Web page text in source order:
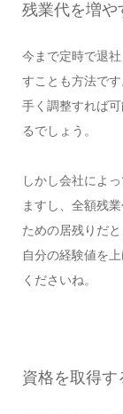
残業代を増や
今まで定時で退
すことも方法で
手く調整すれば
るでしょう。
しかし会社によ
ますし、全額残
ための居残りだ
自分の経験値を
くださいね。
資格を取得す